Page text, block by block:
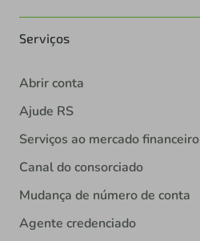
Serviços
Abrir conta
Ajude RS
Serviços ao mercado financeiro
Canal do consorciado
Mudança de número de conta
Agente credenciado